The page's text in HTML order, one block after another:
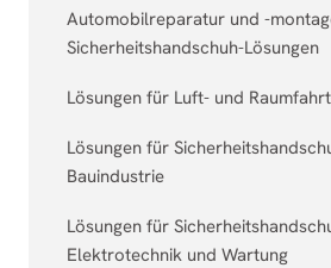
Automobilreparatur und -
Sicherheitshandschuh-Lösungen
Lösungen für Luft- und
Lösungen für
Bauindustrie
Lösungen für
Elektrotechnik und Wartung